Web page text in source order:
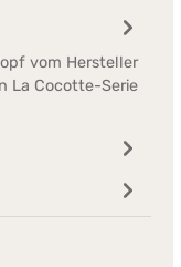
vom Hersteller
La Cocotte-Serie